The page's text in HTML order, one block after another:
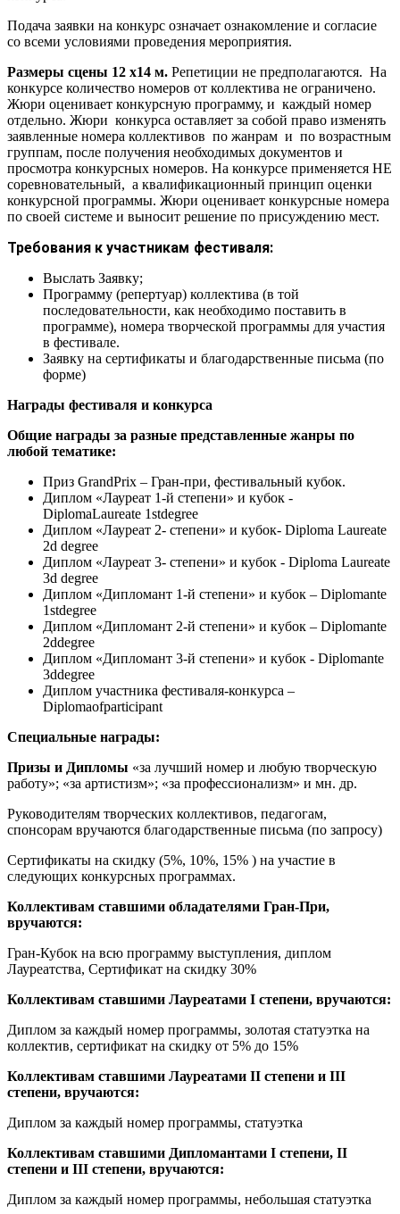
Подача заявки на конкурс означает ознакомление и согласие
со всеми условиями проведения мероприятия.
Размеры сцены 12 х14 м. Репетиции не предполагаются. На
конкурсе количество номеров от коллектива не ограничено.
Жюри оценивает конкурсную программу, и каждый номер
отдельно. Жюри конкурса оставляет за собой право изменять
заявленные номера коллективов по жанрам и по возрастным
группам, после получения необходимых документов и
просмотра конкурсных номеров. На конкурсе применяется НЕ
соревновательный, а квалификационный принцип оценки
конкурсной программы. Жюри оценивает конкурсные номера
по своей системе и выносит решение по присуждению мест.
Требования к участникам фестиваля:
Выслать Заявку;
Программу (репертуар) коллектива (в той
последовательности, как необходимо поставить в
программе), номера творческой программы для участия
в фестивале.
Заявку на сертификаты и благодарственные письма (по
форме)
Награды фестиваля и конкурса
Общие награды за разные представленные жанры по
любой тематике:
Приз GrandPrix – Гран-при, фестивальный кубок.
Диплом «Лауреат 1-й степени» и кубок -
DiplomaLaureate 1stdegree
Диплом «Лауреат 2- степени» и кубок- Diploma Laureate
2d degree
Диплом «Лауреат 3- степени» и кубок - Diploma Laureate
3d degree
Диплом «Дипломант 1-й степени» и кубок – Diplomante
1stdegree
Диплом «Дипломант 2-й степени» и кубок – Diplomante
2ddegree
Диплом «Дипломант 3-й степени» и кубок - Diplomante
3ddegree
Диплом участника фестиваля-конкурса –
Diplomaofparticipant
Специальные награды:
Призы и Дипломы «за лучший номер и любую творческую
работу»; «за артистизм»; «за профессионализм» и мн. др.
Руководителям творческих коллективов, педагогам,
спонсорам вручаются благодарственные письма (по запросу)
Сертификаты на скидку (5%, 10%, 15% ) на участие в
следующих конкурсных программах.
Коллективам ставшими обладателями Гран-При,
вручаются:
Гран-Кубок на всю программу выступления, диплом
Лауреатства, Сертификат на скидку 30%
Коллективам ставшими Лауреатами I степени, вручаются:
Диплом за каждый номер программы, золотая статуэтка на
коллектив, сертификат на скидку от 5% до 15%
Коллективам ставшими Лауреатами II степени и III
степени, вручаются:
Диплом за каждый номер программы, статуэтка
Коллективам ставшими Дипломантами I степени, II
степени и III степени, вручаются:
Диплом за каждый номер программы, небольшая статуэтка